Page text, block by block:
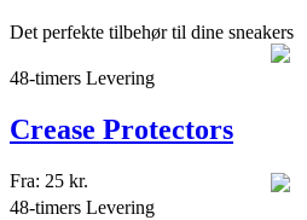
Det perfekte tilbehør til dine sneakers
48-timers Levering
Crease Protectors
Fra: 25 kr.
48-timers Levering